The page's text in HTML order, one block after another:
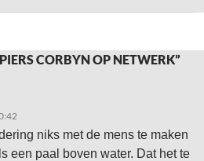
CORBYN OP NETWERK”
niks met de mens te maken
een paal boven water. Dat het te